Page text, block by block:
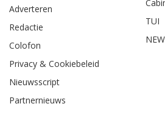
Adverteren
Redactie
Colofon
Privacy & Cookiebeleid
Nieuwsscript
Partnernieuws
TUI